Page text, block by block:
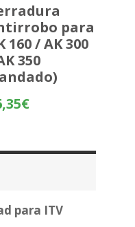
para
160 / AK 300
350
€
para ITV